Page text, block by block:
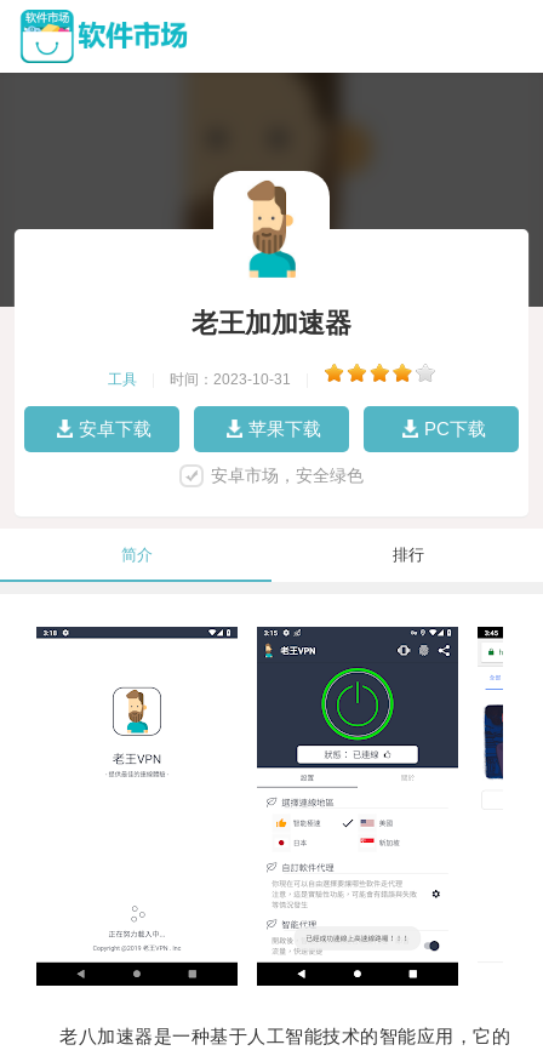
老王加加速器
工具 时间：2023-10-31
安卓下载 苹果下载 PC下载
安卓市场，安全绿色
简介 排行
老八加速器是一种基于人工智能技术的智能应用，它的